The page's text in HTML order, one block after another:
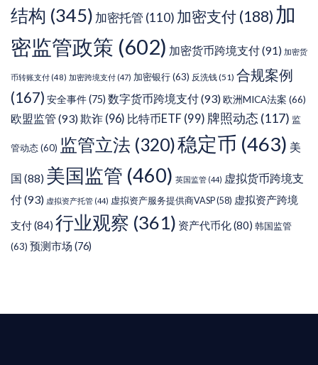
结构 (345) 加密托管 (110) 加密支付 (188) 加
密监管政策 (602) 加密货币跨境支付(91) 加密货
币转账支付 (48) 加密跨境支付 (47) 加密银行(63) 反洗钱(51) 合规案例
(167) 安全事件(75) 数字货币跨境支付(93)欧洲MICA法案 (66)
欧盟监管 (93)欺诈 (96) 比特币ETF (99) 牌照动态 (117) 监
管动态(60) 监管立法 (320)稳定币 (463) 美
国 (88) 美国监管 (460) 英国监管 (44) 虚拟货币跨境支
付(93) 虚拟资产托管 (44) 虚拟资产服务提供商VASP(58) 虚拟资产跨境
支付(84) 行业观察 (361) 资产代币化(80) 韩国监管
(63) 预测市场 (76)